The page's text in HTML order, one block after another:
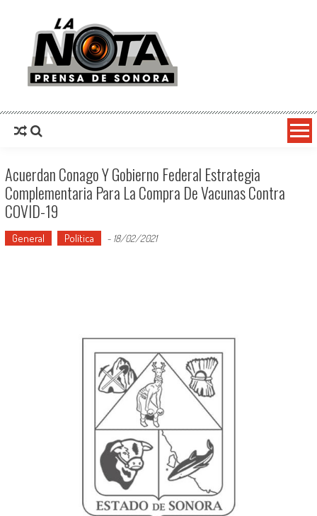
La Nota Prensa De Sonora
Acuerdan Conago Y Gobierno Federal Estrategia
Complementaria Para La Compra De Vacunas Contra
COVID-19
General Política - 18/02/2021